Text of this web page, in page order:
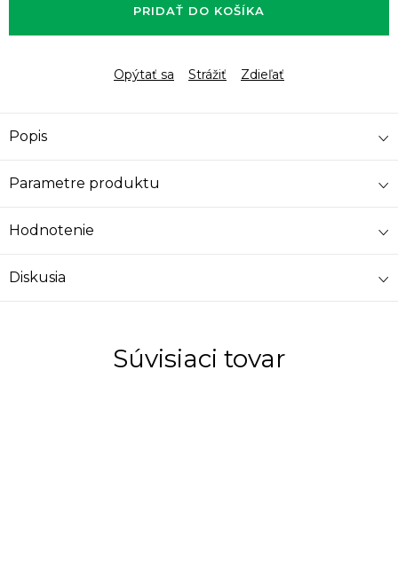
PRIDAŤ DO KOŠÍKA
Opýtať sa Strážiť Zdieľať
Popis
Parametre produktu
Hodnotenie
Diskusia
Súvisiaci tovar